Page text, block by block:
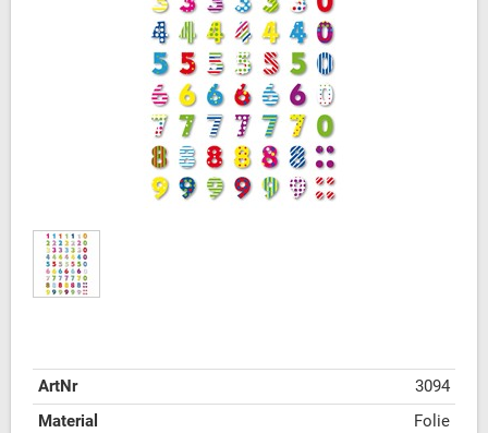
ArtNr
3094
Material
Folie